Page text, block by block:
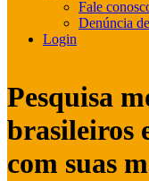
Fale
Denúncia
Login
Pesquisa
brasileiros
com suas